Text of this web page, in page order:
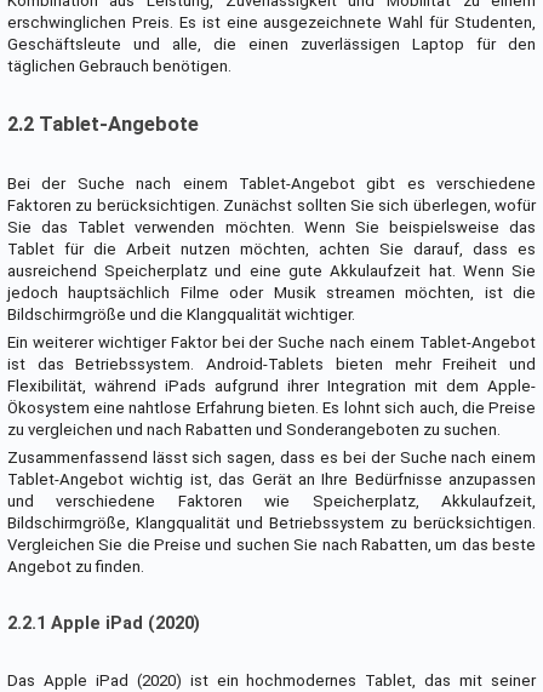
erschwinglichen Preis. Es ist eine ausgezeichnete Wahl für Studenten,
Geschäftsleute und alle, die einen zuverlässigen Laptop für den
täglichen Gebrauch benötigen.
2.2 Tablet-Angebote
Bei der Suche nach einem Tablet-Angebot gibt es verschiedene
Faktoren zu berücksichtigen. Zunächst sollten Sie sich überlegen, wofür
Sie das Tablet verwenden möchten. Wenn Sie beispielsweise das
Tablet für die Arbeit nutzen möchten, achten Sie darauf, dass es
ausreichend Speicherplatz und eine gute Akkulaufzeit hat. Wenn Sie
jedoch hauptsächlich Filme oder Musik streamen möchten, ist die
Bildschirmgröße und die Klangqualität wichtiger.
Ein weiterer wichtiger Faktor bei der Suche nach einem Tablet-Angebot
ist das Betriebssystem. Android-Tablets bieten mehr Freiheit und
Flexibilität, während iPads aufgrund ihrer Integration mit dem Apple-
Ökosystem eine nahtlose Erfahrung bieten. Es lohnt sich auch, die Preise
zu vergleichen und nach Rabatten und Sonderangeboten zu suchen.
Zusammenfassend lässt sich sagen, dass es bei der Suche nach einem
Tablet-Angebot wichtig ist, das Gerät an Ihre Bedürfnisse anzupassen
und verschiedene Faktoren wie Speicherplatz, Akkulaufzeit,
Bildschirmgröße, Klangqualität und Betriebssystem zu berücksichtigen.
Vergleichen Sie die Preise und suchen Sie nach Rabatten, um das beste
Angebot zu finden.
2.2.1 Apple iPad (2020)
Das Apple iPad (2020) ist ein hochmodernes Tablet, das mit seiner